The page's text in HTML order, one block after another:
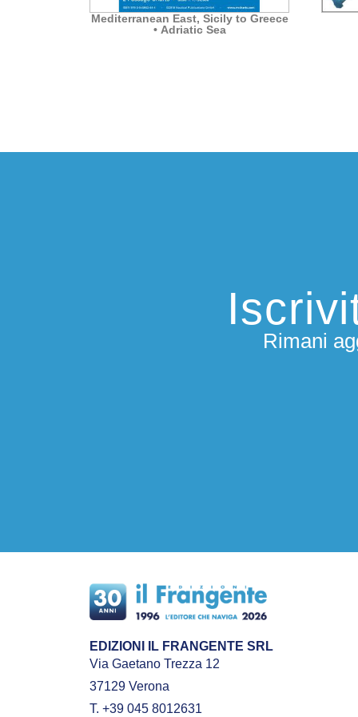
Mediterranean East, Sicily to Greece
• Adriatic Sea
Rimani
EDIZIONI IL FRANGENTE SRL
Via Gaetano Trezza 12
37129 Verona
T. +39 045 8012631